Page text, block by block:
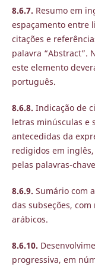
8.6.7. Resumo em
espaçamento entre
citações e
palavra “Abstract”.
este elemento
português.
8.6.8. Indicação de
letras minúsculas e
antecedidas da
redigidos em
pelas palavras-
8.6.9. Sumário com
das subseções,
arábicos.
8.6.10.
progressiva, em